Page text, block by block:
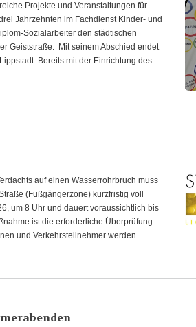
Projekte und Veranstaltungen für
Jahrzehnten im Fachdienst Kinder- und
Sozialarbeiter den städtischen
Geiststraße. Mit seinem Abschied endet
Bereits mit der Einrichtung des
auf einen Wasserrohrbruch muss
(Fußgängerzone) kurzfristig voll
um 8 Uhr und dauert voraussichtlich bis
ist die erforderliche Überprüfung
und Verkehrsteilnehmer werden